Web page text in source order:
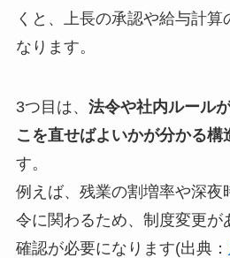
くと、上長の承認や給与計算
なります。
3つ目は、 法令や社内ルール
こを直せばよいかが分かる構
す。
例えば、残業の割増率や深夜
令に関わるため、制度変更が
確認が必要になります(出典：